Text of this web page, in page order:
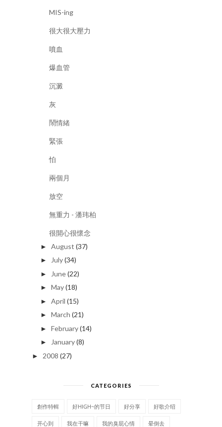
MIS-ing
很大很大壓力
噴血
爆血管
沉澱
灰
鬧情緒
緊張
怕
兩個月
放空
無重力 - 潘玮柏
很開心很懷念
► August (37)
► July(34)
► June(22)
► May(18)
► April (15)
► March (21)
► February(14)
► January(8)
► 2008 (27)
CATEGORIES
創作特輯 好HIGH~的节日 好分享 好歌介绍
开心到 我在干嘛 我的臭屁心情 晕倒去